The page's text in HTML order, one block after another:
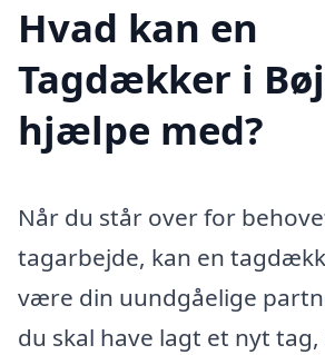
Hvad kan en
Tagdækker i
hjælpe med?
Når du står over for
tagarbejde, kan en
være din uundgåelige
du skal have lagt et nyt